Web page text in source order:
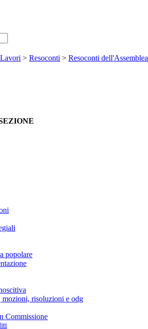
Lavori > Resoconti > Resoconti dell'Assemblea
popolare
mozioni, risoluzioni e odg
Commissione